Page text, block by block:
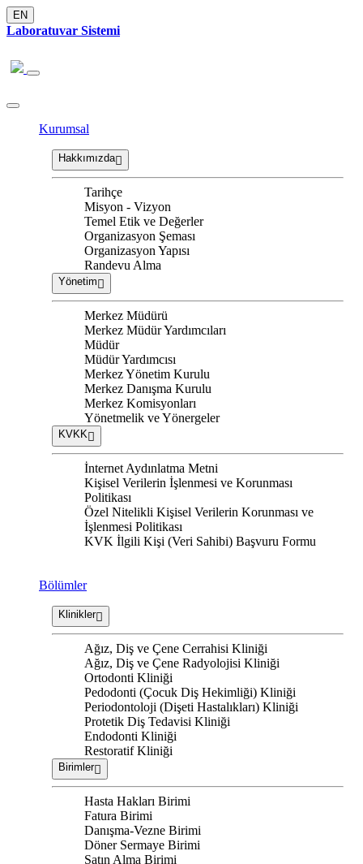
EN
Laboratuvar Sistemi
Kurumsal
Hakkımızda
Tarihçe
Misyon - Vizyon
Temel Etik ve Değerler
Organizasyon Şeması
Organizasyon Yapısı
Randevu Alma
Yönetim
Merkez Müdürü
Merkez Müdür Yardımcıları
Müdür
Müdür Yardımcısı
Merkez Yönetim Kurulu
Merkez Danışma Kurulu
Merkez Komisyonları
Yönetmelik ve Yönergeler
KVKK
İnternet Aydınlatma Metni
Kişisel Verilerin İşlenmesi ve Korunması
Politikası
Özel Nitelikli Kişisel Verilerin Korunması ve
İşlenmesi Politikası
KVK İlgili Kişi (Veri Sahibi) Başvuru Formu
Bölümler
Klinikler
Ağız, Diş ve Çene Cerrahisi Kliniği
Ağız, Diş ve Çene Radyolojisi Kliniği
Ortodonti Kliniği
Pedodonti (Çocuk Diş Hekimliği) Kliniği
Periodontoloji (Dişeti Hastalıkları) Kliniği
Protetik Diş Tedavisi Kliniği
Endodonti Kliniği
Restoratif Kliniği
Birimler
Hasta Hakları Birimi
Fatura Birimi
Danışma-Vezne Birimi
Döner Sermaye Birimi
Satın Alma Birimi